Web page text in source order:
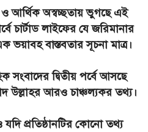
ও আর্থিক অস্বচ্ছতায় ভুগছে এই
চার্টাড লাইফের যে জরিমানার
ভয়াবহ বাস্তবতার সূচনা মাত্র।
সংবাদের দ্বিতীয় পর্বে আসছে
উল্লাহর আরও চাঞ্চল্যকর তথ্য।
প্রতিষ্ঠানটির কোনো তথ্য